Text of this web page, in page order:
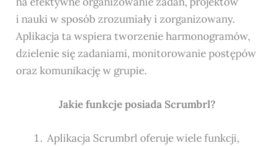
i nauki w sposób zrozumiały i zorganizowany.
Aplikacja ta wspiera tworzenie harmonogramów,
dzielenie się zadaniami, monitorowanie postępów
oraz komunikację w grupie.
Jakie funkcje posiada Scrumbrl?
Aplikacja Scrumbrl oferuje wiele funkcji,